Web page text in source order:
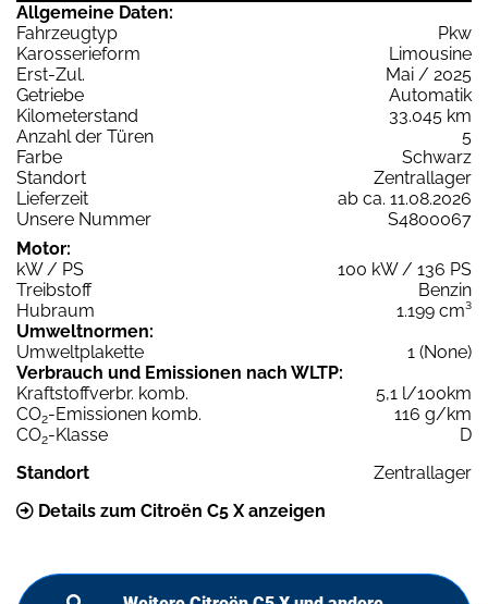
Allgemeine Daten:
Fahrzeugtyp
Pkw
Karosserieform
Limousine
Erst-Zul.
Mai / 2025
Getriebe
Automatik
Kilometerstand
33.045 km
Anzahl der Türen
5
Farbe
Schwarz
Standort
Zentrallager
Lieferzeit
ab ca. 11.08.2026
Unsere Nummer
S4800067
Motor:
kW / PS
100 kW / 136 PS
Treibstoff
Benzin
Hubraum
1.199 cm³
Umweltnormen:
Umweltplakette
1 (None)
Verbrauch und Emissionen nach WLTP:
Kraftstoffverbr. komb.
5,1 l/100km
CO2-Emissionen komb.
116 g/km
CO2-Klasse
D
Standort
Zentrallager
Details zum Citroën C5 X anzeigen